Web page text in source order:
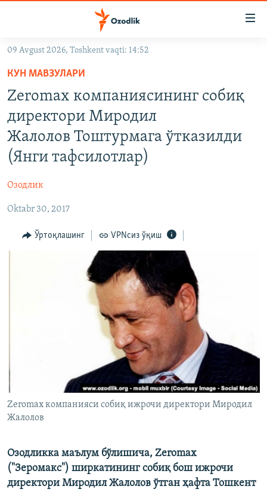
Асосий
навигацияга
ўтинг
Қидиришга
ўтинг
На русском
Озодлик бошқа тилларда
09 Avgust 2026, Toshkent vaqti: 14:52
КУН МАВЗУЛАРИ
Zeromax компаниясининг собиқ
директори Миродил
Жалолов Тоштурмага ўтказилди
(Янги тафсилотлар)
Озодлик
Oktabr 30, 2017
Ўртоқлашинг VPNсиз ўқиш
Zeromax компанияси собиқ ижрочи директори Миродил
Жалолов
Озодликка маълум бўлишича, Zeromax
("Зеромакс") ширкатининг собиқ бош ижрочи
директори Миродил Жалолов ўтган ҳафта Тошкент